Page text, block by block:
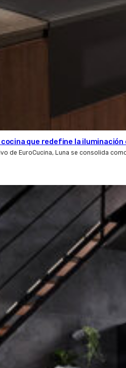
cocina que redefine la
de EuroCucina, Luna se consolida